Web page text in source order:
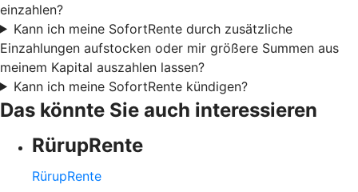
einzahlen?
Kann ich meine SofortRente durch zusätzliche
Einzahlungen aufstocken oder mir größere Summen aus
meinem Kapital auszahlen lassen?
Kann ich meine SofortRente kündigen?
Das könnte Sie auch interessieren
RürupRente
RürupRente